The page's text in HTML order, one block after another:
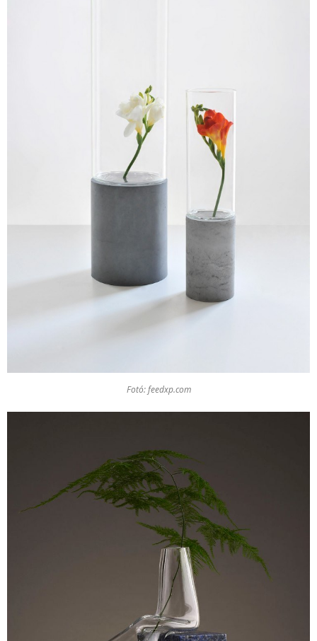
Fotó: feedxp.com